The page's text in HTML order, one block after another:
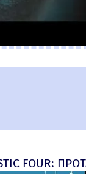
Brand New
FOUR: